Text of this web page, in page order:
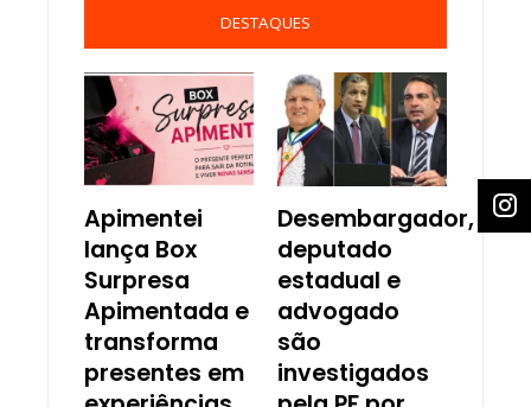
DESTAQUES
Apimentei
lança Box
Surpresa
Apimentada e
transforma
presentes em
Desembargador,
deputado
estadual e
advogado
são
investigados